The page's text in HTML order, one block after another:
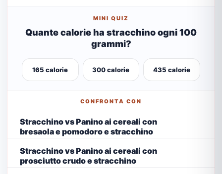
MINI QUIZ
Quante calorie ha stracchino ogni 100
grammi?
165 calorie 300 calorie 435 calorie
CONFRONTA CON
Stracchino vs Panino ai cereali con
bresaola e pomodoro e stracchino
Stracchino vs Panino ai cereali con
prosciutto crudo e stracchino